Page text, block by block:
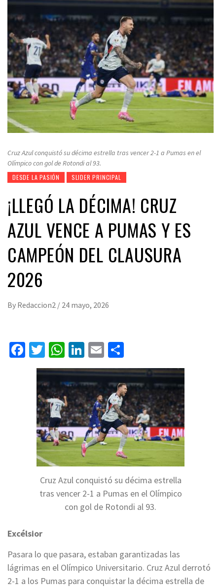
Cruz Azul conquistó su décima estrella tras vencer 2-1 a Pumas en el
Olímpico con gol de Rotondi al 93.
DESDE LA PASIÓN SLIDER PRINCIPAL
¡LLEGÓ LA DÉCIMA! CRUZ
AZUL VENCE A PUMAS Y ES
CAMPEÓN DEL CLAUSURA
2026
By Redaccion2 / 24 mayo, 2026
Facebook
Twitter
WhatsApp
LinkedIn
Email
Cruz Azul conquistó su décima estrella
tras vencer 2-1 a Pumas en el Olímpico
con gol de Rotondi al 93.
Excélsior
Pasara lo que pasara, estaban garantizadas las
lágrimas en el Olímpico Universitario. Cruz Azul derrotó
2-1 a los Pumas para conquistar la décima estrella de